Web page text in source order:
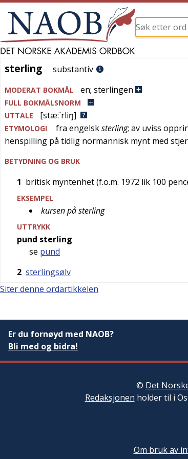
sterling
sterling substantiv
MODERAT BOKMÅL en; sterlingen
FULL BOKMÅLSNORM
UTTALE
[stæ:´rliŋ]
ETYMOLOGI fra engelsksterling; av uviss
henspilling på tidlig normannisk mynt med
BETYDNING OG BRUK
1 britisk myntenhet (f.o.m. 1972 lik 100
EKSEMPEL
kursen på sterling
UTTRYKK
pund sterling
se pund
2 sterlingsølv
Siter denne ordartikkelen
Er du fornøyd med NAOB?
Bli med og bidra!
© Det
Redaksjonen holder til i
Om bruk av